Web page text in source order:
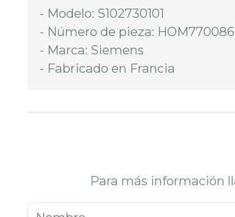
- Modelo: S102730101
- Número de pieza:
- Marca: Siemens
- Fabricado en Francia
Para más información